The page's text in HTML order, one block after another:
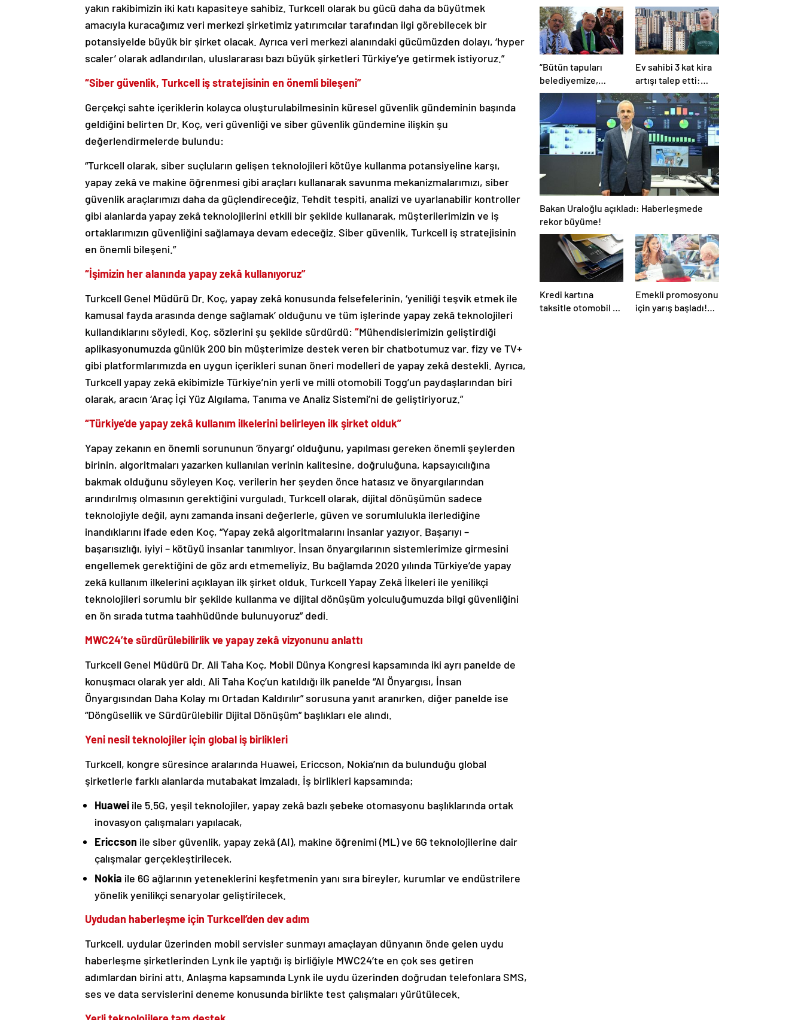
yakın rakibimizin iki katı kapasiteye sahibiz. Turkcell olarak bu gücü daha da büyütmek
amacıyla kuracağımız veri merkezi şirketimiz yatırımcılar tarafından ilgi görebilecek bir
potansiyelde büyük bir şirket olacak. Ayrıca veri merkezi alanındaki gücümüzden dolayı, ‘hyper
scaler’ olarak adlandırılan, uluslararası bazı büyük şirketleri Türkiye’ye getirmek istiyoruz.”
“Siber güvenlik, Turkcell iş stratejisinin en önemli bileşeni”
Gerçekçi sahte içeriklerin kolayca oluşturulabilmesinin küresel güvenlik gündeminin başında
geldiğini belirten Dr. Koç, veri güvenliği ve siber güvenlik gündemine ilişkin şu
değerlendirmelerde bulundu:
“Turkcell olarak, siber suçluların gelişen teknolojileri kötüye kullanma potansiyeline karşı,
yapay zekâ ve makine öğrenmesi gibi araçları kullanarak savunma mekanizmalarımızı, siber
güvenlik araçlarımızı daha da güçlendireceğiz. Tehdit tespiti, analizi ve uyarlanabilir kontroller
gibi alanlarda yapay zekâ teknolojilerini etkili bir şekilde kullanarak, müşterilerimizin ve iş
ortaklarımızın güvenliğini sağlamaya devam edeceğiz. Siber güvenlik, Turkcell iş stratejisinin
en önemli bileşeni.”
“İşimizin her alanında yapay zekâ kullanıyoruz”
Turkcell Genel Müdürü Dr. Koç, yapay zekâ konusunda felsefelerinin, ‘yeniliği teşvik etmek ile
kamusal fayda arasında denge sağlamak’ olduğunu ve tüm işlerinde yapay zekâ teknolojileri
kullandıklarını söyledi. Koç, sözlerini şu şekilde sürdürdü: “Mühendislerimizin geliştirdiği
aplikasyonumuzda günlük 200 bin müşterimize destek veren bir chatbotumuz var. fizy ve TV+
gibi platformlarımızda en uygun içerikleri sunan öneri modelleri de yapay zekâ destekli. Ayrıca,
Turkcell yapay zekâ ekibimizle Türkiye’nin yerli ve milli otomobili Togg’un paydaşlarından biri
olarak, aracın ‘Araç İçi Yüz Algılama, Tanıma ve Analiz Sistemi’ni de geliştiriyoruz.”
“Türkiye’de yapay zekâ kullanım ilkelerini belirleyen ilk şirket olduk”
Yapay zekanın en önemli sorununun ‘önyargı’ olduğunu, yapılması gereken önemli şeylerden
birinin, algoritmaları yazarken kullanılan verinin kalitesine, doğruluğuna, kapsayıcılığına
bakmak olduğunu söyleyen Koç, verilerin her şeyden önce hatasız ve önyargılarından
arındırılmış olmasının gerektiğini vurguladı. Turkcell olarak, dijital dönüşümün sadece
teknolojiyle değil, aynı zamanda insani değerlerle, güven ve sorumlulukla ilerlediğine
inandıklarını ifade eden Koç, “Yapay zekâ algoritmalarını insanlar yazıyor. Başarıyı –
başarısızlığı, iyiyi – kötüyü insanlar tanımlıyor. İnsan önyargılarının sistemlerimize girmesini
engellemek gerektiğini de göz ardı etmemeliyiz. Bu bağlamda 2020 yılında Türkiye’de yapay
zekâ kullanım ilkelerini açıklayan ilk şirket olduk. Turkcell Yapay Zekâ İlkeleri ile yenilikçi
teknolojileri sorumlu bir şekilde kullanma ve dijital dönüşüm yolculuğumuzda bilgi güvenliğini
en ön sırada tutma taahhüdünde bulunuyoruz” dedi.
MWC24’te sürdürülebilirlik ve yapay zekâ vizyonunu anlattı
Turkcell Genel Müdürü Dr. Ali Taha Koç, Mobil Dünya Kongresi kapsamında iki ayrı panelde de
konuşmacı olarak yer aldı. Ali Taha Koç’un katıldığı ilk panelde “AI Önyargısı, İnsan
Önyargısından Daha Kolay mı Ortadan Kaldırılır” sorusuna yanıt aranırken, diğer panelde ise
“Döngüsellik ve Sürdürülebilir Dijital Dönüşüm” başlıkları ele alındı.
Yeni nesil teknolojiler için global iş birlikleri
Turkcell, kongre süresince aralarında Huawei, Ericcson, Nokia’nın da bulunduğu global
şirketlerle farklı alanlarda mutabakat imzaladı. İş birlikleri kapsamında;
Huawei ile 5.5G, yeşil teknolojiler, yapay zekâ bazlı şebeke otomasyonu başlıklarında ortak
inovasyon çalışmaları yapılacak,
Ericcson ile siber güvenlik, yapay zekâ (AI), makine öğrenimi (ML) ve 6G teknolojilerine dair
çalışmalar gerçekleştirilecek,
Nokia ile 6G ağlarının yeteneklerini keşfetmenin yanı sıra bireyler, kurumlar ve endüstrilere
yönelik yenilikçi senaryolar geliştirilecek.
Uydudan haberleşme için Turkcell’den dev adım
Turkcell, uydular üzerinden mobil servisler sunmayı amaçlayan dünyanın önde gelen uydu
haberleşme şirketlerinden Lynk ile yaptığı iş birliğiyle MWC24’te en çok ses getiren
adımlardan birini attı. Anlaşma kapsamında Lynk ile uydu üzerinden doğrudan telefonlara SMS,
ses ve data servislerini deneme konusunda birlikte test çalışmaları yürütülecek.
“Bütün tapuları
belediyemize,
belediyemizden de
sizlere aktaracağız”
Ev sahibi 3 kat kira
artışı talep etti:
Kiracıya
‘taahhütname’ şoku
Bakan Uraloğlu açıkladı: Haberleşmede
rekor büyüme!
Kredi kartına
taksitle otomobil ve
Emekli promosyonu
için yarış başladı!